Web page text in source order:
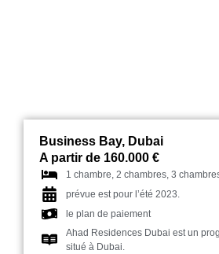
Business Bay, Dubai
A partir de 160.000 €
1 chambre, 2 chambres, 3
prévue est pour l’été 2023.
le plan de paiement
Ahad Residences Dubai est un
situé à Dubai.